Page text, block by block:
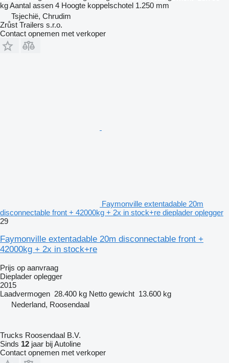
kgAantal assen 4 Hoogte koppelschotel 1.250 mm
Tsjechië, Chrudim
Zrůst Trailers s.r.o.
Contact opnemen met verkoper
Faymonville extentadable 20m
disconnectable front + 42000kg + 2x in stock+re dieplader oplegger
29
Faymonville extentadable 20m disconnectable front +
42000kg + 2x in stock+re
Prijs op aanvraag
Dieplader oplegger
2015
Laadvermogen 28.400 kg Netto gewicht 13.600 kg
Nederland, Roosendaal
Trucks Roosendaal B.V.
Sinds 12 jaar bij Autoline
Contact opnemen met verkoper